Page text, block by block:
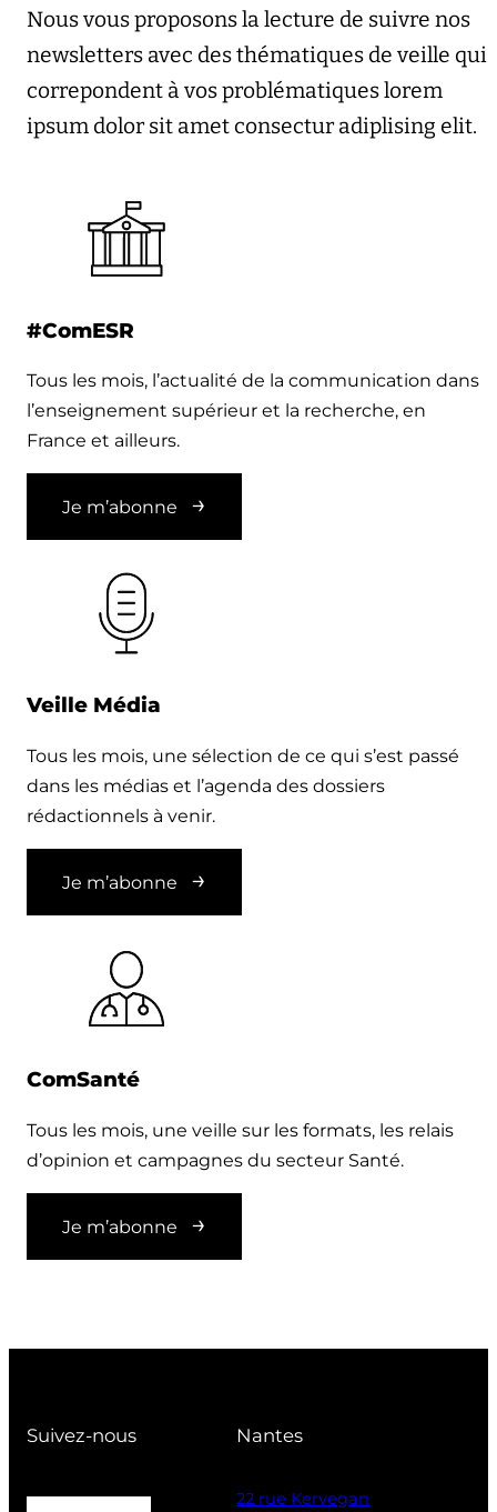
Nous vous proposons la lecture de suivre nos
newsletters avec des thématiques de veille qui
correpondent à vos problématiques lorem
ipsum dolor sit amet consectur adiplising elit.
#ComESR
Tous les mois, l’actualité de la communication dans
l’enseignement supérieur et la recherche, en
France et ailleurs.
Je m’abonne
Veille Média
Tous les mois, une sélection de ce qui s’est passé
dans les médias et l’agenda des dossiers
rédactionnels à venir.
Je m’abonne
ComSanté
Tous les mois, une veille sur les formats, les relais
d’opinion et campagnes du secteur Santé.
Je m’abonne
Suivez-nous Nantes
22 rue Kervegan